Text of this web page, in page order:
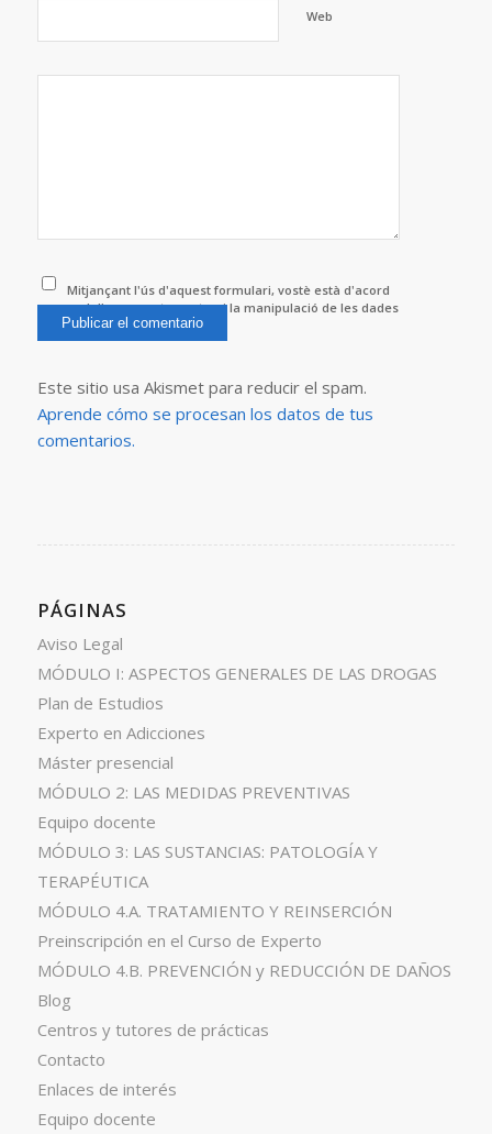
Web
Mitjançant l'ús d'aquest formulari, vostè està d'acord
amb l'emmagatzematge i la manipulació de les dades
per aquest lloc web.*
Este sitio usa Akismet para reducir el spam.
Aprende cómo se procesan los datos de tus
comentarios.
PÁGINAS
Aviso Legal
MÓDULO I: ASPECTOS GENERALES DE LAS DROGAS
Plan de Estudios
Experto en Adicciones
Máster presencial
MÓDULO 2: LAS MEDIDAS PREVENTIVAS
Equipo docente
MÓDULO 3: LAS SUSTANCIAS: PATOLOGÍA Y
TERAPÉUTICA
MÓDULO 4.A. TRATAMIENTO Y REINSERCIÓN
Preinscripción en el Curso de Experto
MÓDULO 4.B. PREVENCIÓN y REDUCCIÓN DE DAÑOS
Blog
Centros y tutores de prácticas
Contacto
Enlaces de interés
Equipo docente